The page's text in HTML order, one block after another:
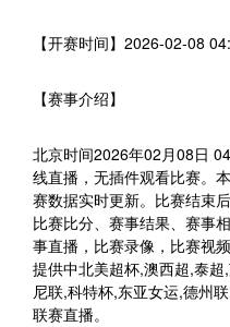
【开赛时间】 2026-02-08
【赛事介绍】
北京时间2026年02月08日
线直播，无插件观看比赛。
赛数据实时更新。比赛结束
比赛比分、赛事结果、赛事
事直播，比赛录像，比赛视
提供中北美超杯,澳西超,泰
尼联,科特杯,东亚女运,德州
联赛直播。